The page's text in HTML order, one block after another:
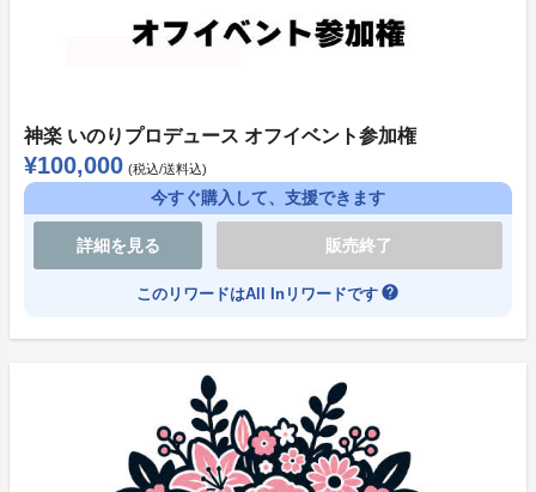
※期限内にコンビニ支払いが行われなかったリワードに
●その他
ソレオス会員登録、お届け先住所の変更、領収書の発行
などプラットフォームの仕様に関連して多く寄せられる
ご質問への回答は、下記を参照ください。
https://soreosu.com/pages/help
プロジェクト終了後のご住所変更や、その他生誕祭プロ
ジェクトに関するお問い合わせにつきましては、下記メ
ールアドレスまでご連絡くださいますようお願い申し上
神楽 いのりプロデュース オフイベント参加権
¥100,000 (税込/送料込)
今すぐ購入して、支援できます
詳細を見る 販売終了
このリワードはAll Inリワードです help